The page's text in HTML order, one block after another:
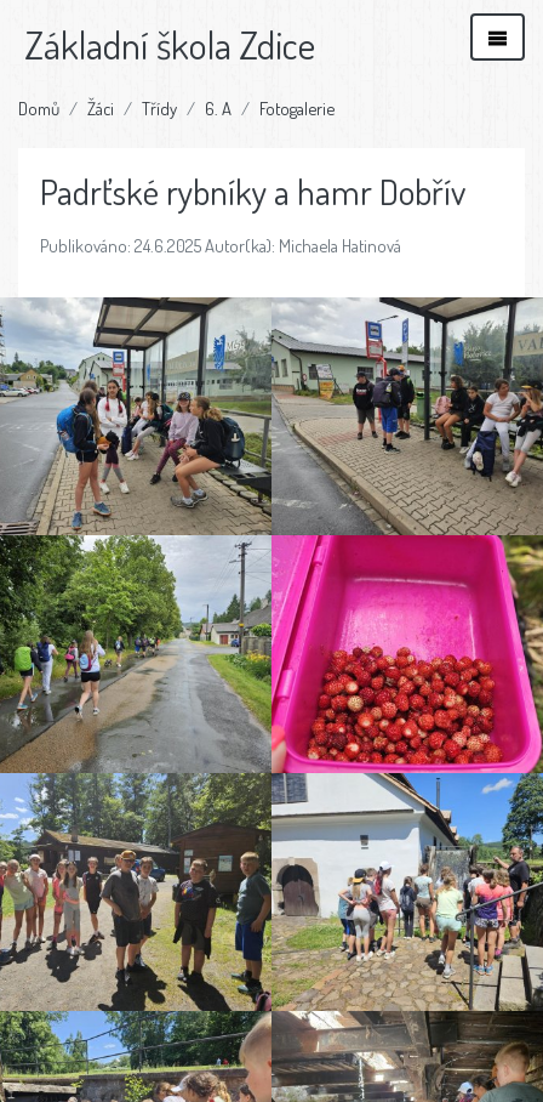
Základní škola Zdice
Domů Žáci Třídy 6. A Fotogalerie
Padrťské rybníky a hamr Dobřív
Publikováno: 24.6.2025 Autor(ka): Michaela Hatinová